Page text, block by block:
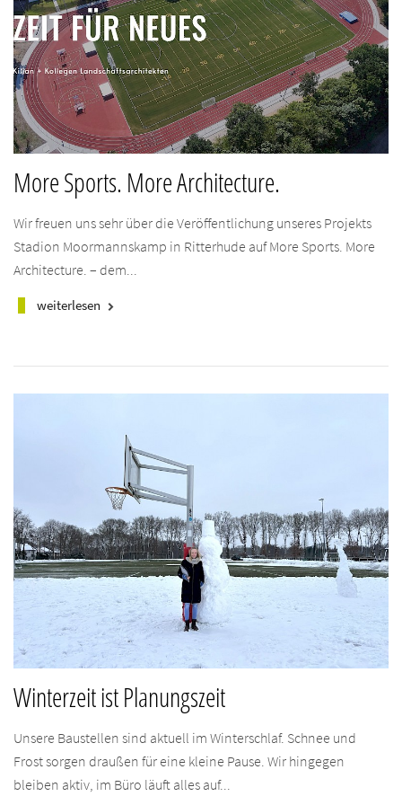
More Sports. More Architecture.
Wir freuen uns sehr über die Veröffentlichung unseres Projekts
Stadion Moormannskamp in Ritterhude auf More Sports. More
Architecture. – dem...
weiterlesen keyboard_arrow_right
Winterzeit ist Planungszeit
Unsere Baustellen sind aktuell im Winterschlaf. Schnee und
Frost sorgen draußen für eine kleine Pause. Wir hingegen
bleiben aktiv, im Büro läuft alles auf...